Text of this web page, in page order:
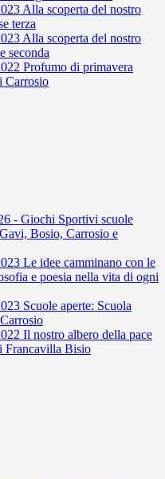
Alla scoperta del nostro
terza
Alla scoperta del nostro
seconda
Profumo di primavera
Carrosio
- Giochi Sportivi scuole
Bosio, Carrosio e
Le idee camminano con le
e poesia nella vita di ogni
Scuole aperte: Scuola
Il nostro albero della pace
Francavilla Bisio